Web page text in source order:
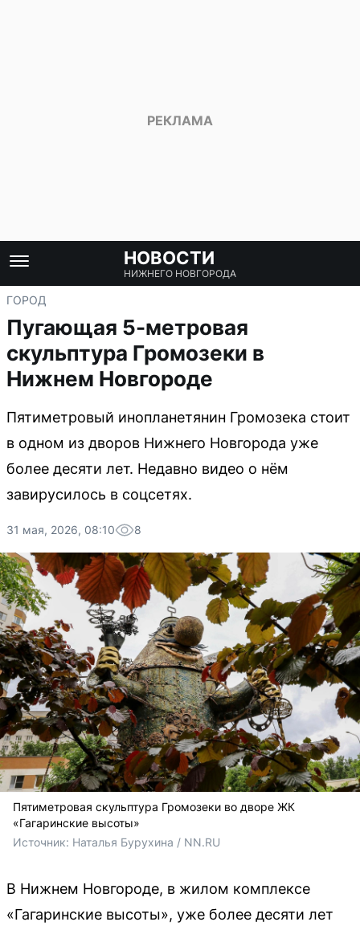
НОВОСТИ
НИЖНЕГО НОВГОРОДА
ГОРОД
Пугающая 5-метровая
скульптура Громозеки в
Нижнем Новгороде
Пятиметровый инопланетянин Громозека стоит
в одном из дворов Нижнего Новгорода уже
более десяти лет. Недавно видео о нём
завирусилось в соцсетях.
31 мая, 2026, 08:10 8
Пятиметровая скульптура Громозеки во дворе ЖК
«Гагаринские высоты»
Источник: Наталья Бурухина / NN.RU
В Нижнем Новгороде, в жилом комплексе
«Гагаринские высоты», уже более десяти лет